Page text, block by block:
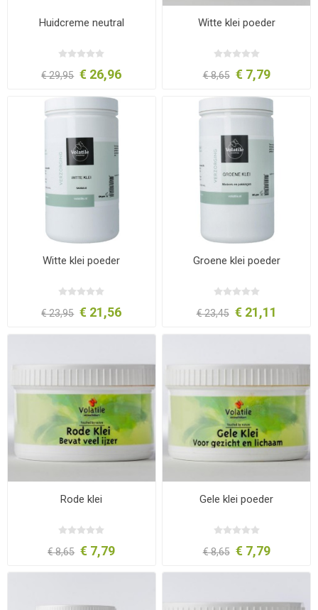
Huidcreme neutral
€ 29,95 € 26,96
Witte klei poeder
€ 8,65 € 7,79
Witte klei poeder
€ 23,95 € 21,56
Groene klei poeder
€ 23,45 € 21,11
Rode klei
€ 8,65 € 7,79
Gele klei poeder
€ 8,65 € 7,79